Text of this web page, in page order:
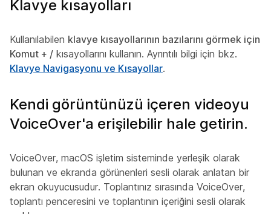
Klavye kısayolları
Kullanılabilen klavye kısayollarının bazılarını görmek için
Komut + / kısayollarını kullanın. Ayrıntılı bilgi için bkz.
Klavye Navigasyonu ve Kısayollar.
Kendi görüntünüzü içeren videoyu
VoiceOver'a erişilebilir hale getirin.
VoiceOver, macOS işletim sisteminde yerleşik olarak
bulunan ve ekranda görünenleri sesli olarak anlatan bir
ekran okuyucusudur. Toplantınız sırasında VoiceOver,
toplantı penceresini ve toplantının içeriğini sesli olarak